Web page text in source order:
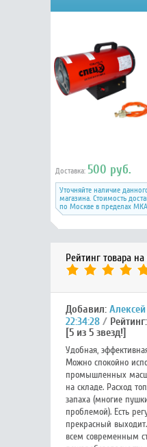
Доставка: 500 руб.
Уточняйте наличие
магазина. Стоимость
по Москве в пределах
Рейтинг товара
Добавил: Алексей
22:34:28
Рейтинг:
[5 из 5 звезд!]
Удобная,
Можно спокойно
промышленных
на складе. Расход
запаха (многие
проблемой). Есть
прекрасный
всем современным